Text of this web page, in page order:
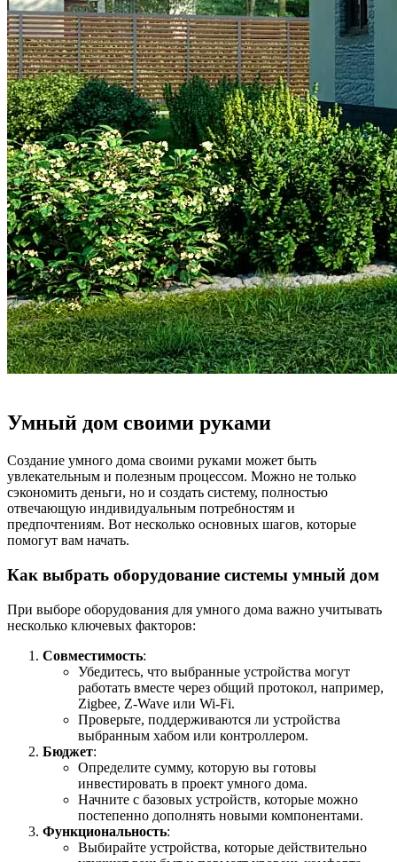
Умный дом своими руками
Создание умного дома своими руками может быть
увлекательным и полезным процессом. Можно не только
сэкономить деньги, но и создать систему, полностью
отвечающую индивидуальным потребностям и
предпочтениям. Вот несколько основных шагов, которые
помогут вам начать.
Как выбрать оборудование системы умный дом
При выборе оборудования для умного дома важно учитывать
несколько ключевых факторов:
Совместимость:
Убедитесь, что выбранные устройства могут
работать вместе через общий протокол, например,
Zigbee, Z-Wave или Wi-Fi.
Проверьте, поддерживаются ли устройства
выбранным хабом или контроллером.
Бюджет:
Определите сумму, которую вы готовы
инвестировать в проект умного дома.
Начните с базовых устройств, которые можно
постепенно дополнять новыми компонентами.
Функциональность:
Выбирайте устройства, которые действительно